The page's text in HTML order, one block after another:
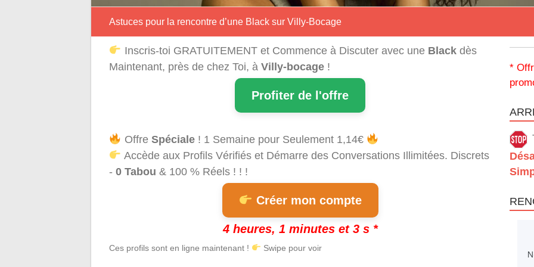
Astuces pour la rencontre d’une Black sur Villy-Bocage
Inscris-toi GRATUITEMENT et Commence à Discuter avec une Blackdès
Maintenant, près de chez Toi, à Villy-bocage !
Profiter de l'offre
Offre Spéciale! 1 Semaine pour Seulement 1,14€
Accède aux Profils Vérifiés et Démarre des Conversations Illimitées. Discrets
- 0 Tabou & 100 % Réels ! ! !
Créer mon compte
4 heures, 1 minutes et 2 s *
Ces profils sont en ligne maintenant ! Swipe pour voir
*